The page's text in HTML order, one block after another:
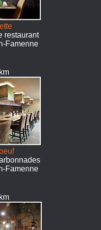
restaurant
Famenne
Famenne